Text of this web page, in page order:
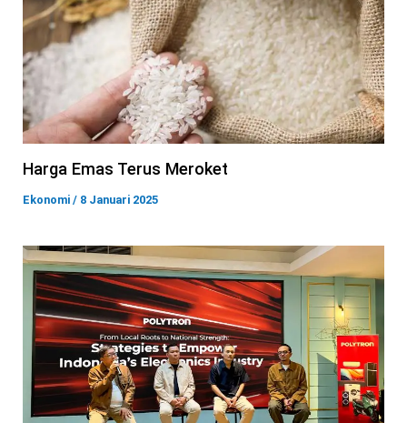
Harga Emas Terus Meroket
Ekonomi / 8 Januari 2025